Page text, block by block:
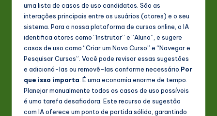
uma lista de casos de uso candidatos. São as
interações principais entre os usuários (atores) e o seu
sistema. Para a nossa plataforma de cursos online, a IA
identifica atores como “Instrutor” e “Aluno”, e sugere
casos de uso como “Criar um Novo Curso” e “Navegar e
Pesquisar Cursos”. Você pode revisar essas sugestões
e adicioná-las ou removê-las conforme necessário. Por
que isso importa: É uma economia enorme de tempo.
Planejar manualmente todos os casos de uso possíveis
é uma tarefa desafiadora. Este recurso de sugestão
com IA oferece um ponto de partida sólido, garantindo